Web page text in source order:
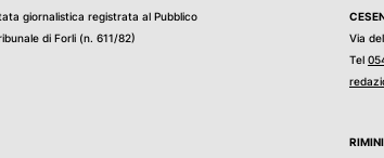
giornalistica registrata al Pubblico
di Forli (n. 611/82)
Via
Tel
RIMINI